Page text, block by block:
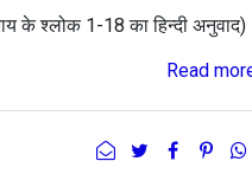
के श्लोक 1-18 का हिन्दी अनुवाद)
Read